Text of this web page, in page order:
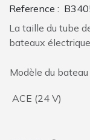
Reference :
La taille du tube
bateaux
Modèle du bateau
ACE (24 V)